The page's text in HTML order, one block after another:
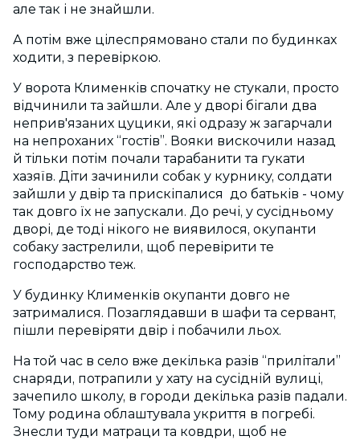
але так і не знайшли.
А потім вже цілеспрямовано стали по будинках
ходити, з перевіркою.
У ворота Клименків спочатку не стукали, просто
відчинили та зайшли. Але у дворі бігали два
неприв'язаних цуцики, які одразу ж загарчали
на непроханих “гостів”. Вояки вискочили назад
й тільки потім почали тарабанити та гукати
хазяїв. Діти зачинили собак у курнику, солдати
зайшли у двір та прискіпалися до батьків - чому
так довго їх не запускали. До речі, у сусідньому
дворі, де тоді нікого не виявилося, окупанти
собаку застрелили, щоб перевірити те
господарство теж.
У будинку Клименків окупанти довго не
затрималися. Позаглядавши в шафи та сервант,
пішли перевіряти двір і побачили льох.
На той час в село вже декілька разів “прилітали”
снаряди, потрапили у хату на сусідній вулиці,
зачепило школу, в городи декілька разів падали.
Тому родина облаштувала укриття в погребі.
Знесли туди матраци та ковдри, щоб не